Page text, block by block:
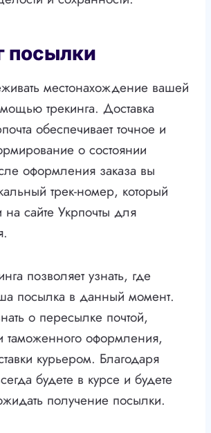
посылки
местонахождение вашей
трекинга. Доставка
обеспечивает точное и
о состоянии
оформления заказа вы
трек-номер, который
сайте Укрпочты для
позволяет узнать, где
посылка в данный момент.
о пересылке почтой,
таможенного оформления,
курьером. Благодаря
будете в курсе и будете
получение посылки.